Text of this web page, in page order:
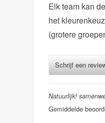
Elk team kan
het
(grotere
Schrijf een
Natuurlijk!
Gemiddelde